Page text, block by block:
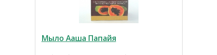
Мыло Ааша Папайя